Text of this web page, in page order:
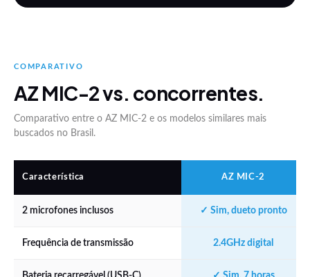
COMPARATIVO
AZ MIC-2 vs. concorrentes.
Comparativo entre o AZ MIC-2 e os modelos similares mais
buscados no Brasil.
Característica AZ MIC-2
2 microfones inclusos ✓ Sim, dueto pronto
Frequência de transmissão 2.4GHz digital